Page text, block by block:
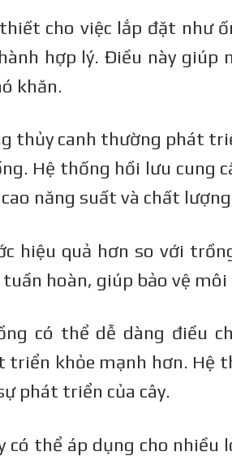
cho việc lắp đặt như
hợp lý. Điều này giúp
khăn.
thủy canh thường phát
Hệ thống hồi lưu cung
năng suất và chất
hiệu quả hơn so với
hoàn, giúp bảo vệ
có thể dễ dàng điều
khỏe mạnh hơn. Hệ
phát triển của cây.
có thể áp dụng cho nhiều